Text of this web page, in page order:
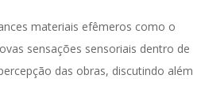
materiais efêmeros como o
sensações sensoriais dentro de
das obras, discutindo além